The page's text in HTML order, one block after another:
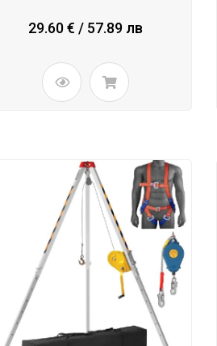
29.60 € / 57.89 лв